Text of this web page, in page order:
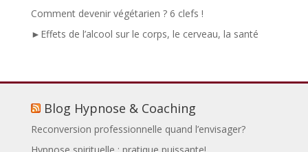
Comment devenir végétarien ? 6 clefs !
►Effets de l’alcool sur le corps, le cerveau, la santé
Blog Hypnose & Coaching
Reconversion professionnelle quand l’envisager?